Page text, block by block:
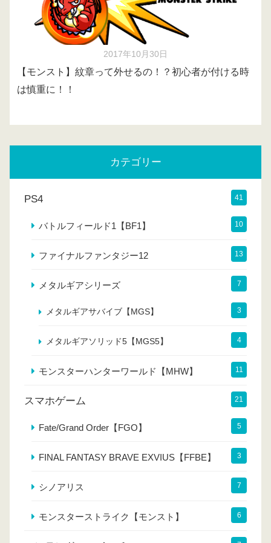
2017年10月30日
【モンスト】紋章って外せるの！？初心者が付ける時
は慎重に！！
カテゴリー
PS4 41
バトルフィールド1【BF1】 10
ファイナルファンタジー12 13
メタルギアシリーズ 7
メタルギアサバイブ【MGS】 3
メタルギアソリッド5【MGS5】 4
モンスターハンターワールド【MHW】 11
スマホゲーム 21
Fate/Grand Order【FGO】 5
FINAL FANTASY BRAVE EXVIUS【FFBE】 3
シノアリス 7
モンスターストライク【モンスト】 6